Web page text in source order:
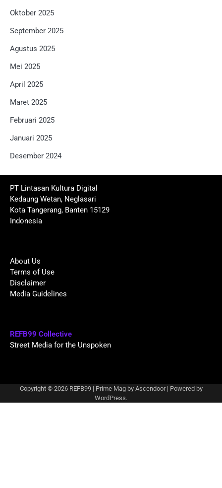
Oktober 2025
September 2025
Agustus 2025
Mei 2025
April 2025
Maret 2025
Februari 2025
Januari 2025
Desember 2024
PT Lintasan Kultura Digital
Kedaung Wetan, Neglasari
Kota Tangerang, Banten 15129
Indonesia
About Us
Terms of Use
Disclaimer
Media Guidelines
REFB99 Collective
Street Media for the Unspoken
Copyright © 2026 REFB99| Prime Mag by Ascendoor| Powered by
WordPress.